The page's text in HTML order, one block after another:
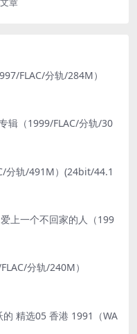
章
FLAC/分轨/284M）
辑（1999/FLAC/分轨/30
分轨/491M）(24bit/44.1
上一个不回家的人（199
分轨/240M）
精选05 香港 1991（WA